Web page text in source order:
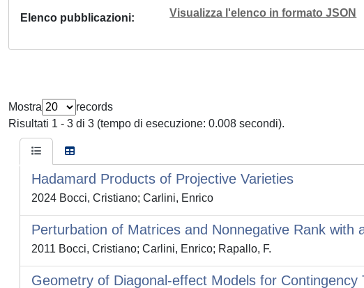
Elenco pubblicazioni Visualizza l'elenco in formato JSON
Mostra
records
Risultati 1 - 3 di 3 (tempo di esecuzione: 0.008 secondi).
Hadamard Products of Projective Varieties
2024 Bocci, Cristiano; Carlini, Enrico
Perturbation of Matrices and Nonnegative Rank with
2011 Bocci, Cristiano; Carlini, Enrico; Rapallo, F.
Geometry of Diagonal-effect Models for Contingency